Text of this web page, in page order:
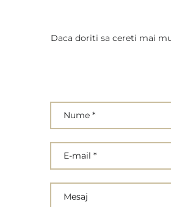
Daca doriti sa cereti mai